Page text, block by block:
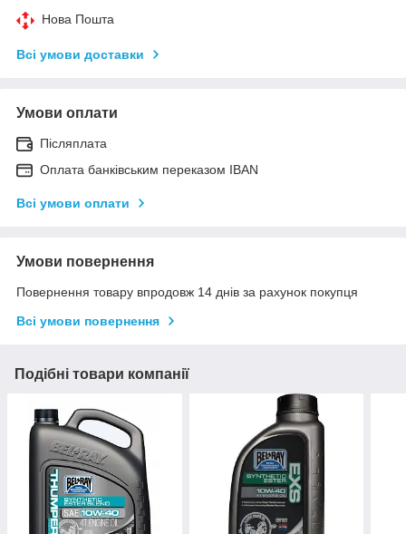
Нова Пошта
Всі умови доставки
Умови оплати
Післяплата
Оплата банківським переказом IBAN
Всі умови оплати
Умови повернення
Повернення товару впродовж 14 днів за рахунок покупця
Всі умови повернення
Подібні товари компанії